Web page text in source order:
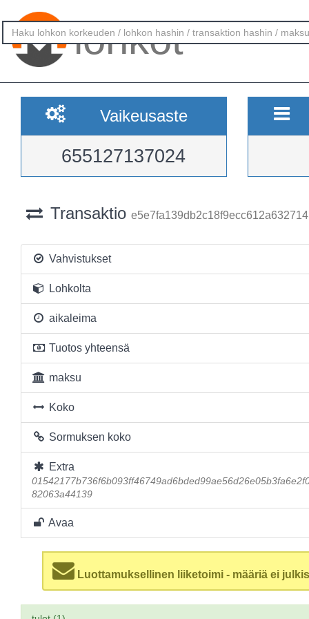
lohkot
Vaikeusaste
655127137024
Transaktio
Vahvistukset
Lohkolta
aikaleima
Tuotos yhteensä
maksu
Koko
Sormuksen koko
Extra
82063a44139
Avaa
Luottamuksellinen liiketoimi - määriä ei